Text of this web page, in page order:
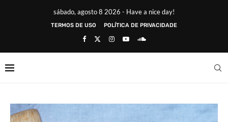
sábado, agosto 8 2026 - Have a nice day!
TERMOS DE USO POLÍTICA DE PRIVACIDADE